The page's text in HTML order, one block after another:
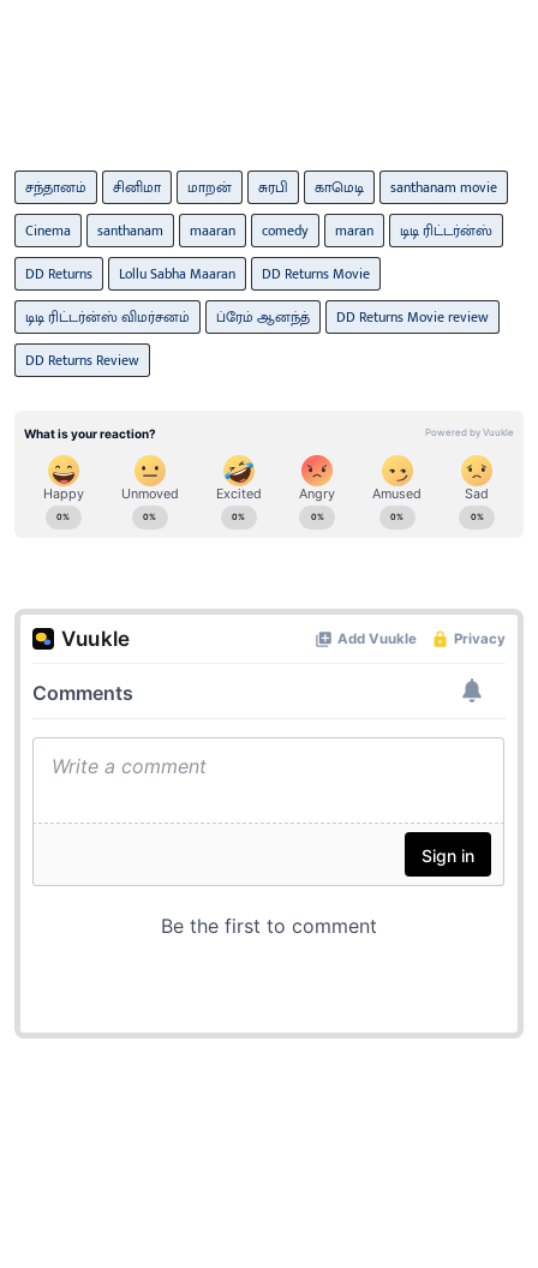
சந்தானம் சினிமா மாறன் சுரபி காமெடி
santhanam movie
Cinema
santhanam maaran comedy maran
டிடி ரிட்டர்ன்ஸ்
DD Returns
Lollu Sabha Maaran
DD Returns Movie
டிடி ரிட்டர்ன்ஸ் விமர்சனம்
ப்ரேம் ஆனந்த்
DD Returns Movie review
DD Returns Review